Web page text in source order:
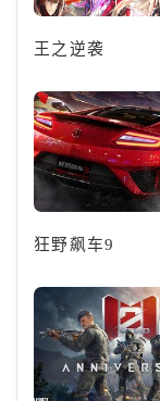
王之逆袭
狂野飙车9